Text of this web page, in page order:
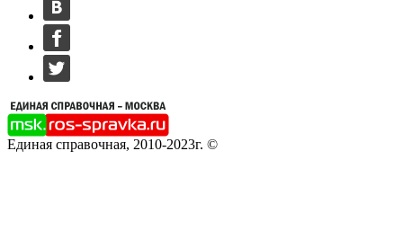
Единая справочная, 2010-2023г. ©